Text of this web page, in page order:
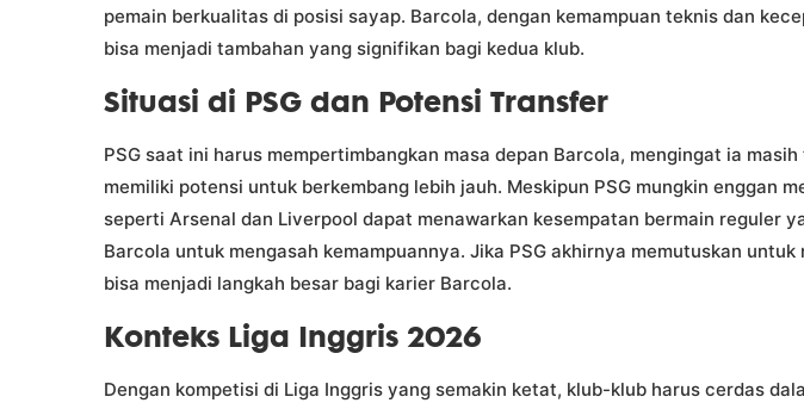
pemain berkualitas di posisi sayap. Barcola, dengan kemampuan teknis dan
bisa menjadi tambahan yang signifikan bagi kedua klub.
Situasi di PSG dan Potensi Transfer
PSG saat ini harus mempertimbangkan masa depan Barcola, mengingat ia
memiliki potensi untuk berkembang lebih jauh. Meskipun PSG mungkin enggan
seperti Arsenal dan Liverpool dapat menawarkan kesempatan bermain reguler
Barcola untuk mengasah kemampuannya. Jika PSG akhirnya memutuskan
bisa menjadi langkah besar bagi karier Barcola.
Konteks Liga Inggris 2026
Dengan kompetisi di Liga Inggris yang semakin ketat, klub-klub harus cerdas